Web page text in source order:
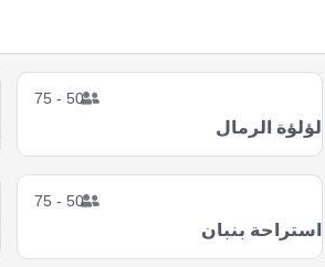
50 - 75
لؤلؤة الرمال
50 - 75
استراحة بنبان